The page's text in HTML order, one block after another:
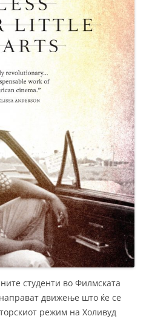
студенти во Филмската
движење што ќе се
режим на Холивуд